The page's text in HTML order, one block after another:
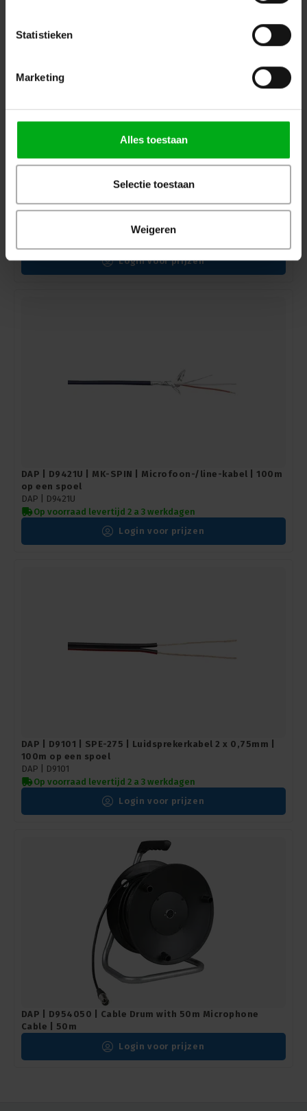
Statistieken
Marketing
Alles toestaan
Selectie toestaan
Weigeren
DAP | D9471 | Digi-Quad | DMX Quad 4-polige digitale
Login voor prijzen
DAP | D9421U | MK-SPIN | Microfoon-/line-kabel | 100m
op een spoel
DAP |
D9421U
Op voorraad levertijd 2 a 3 werkdagen
Login voor prijzen
DAP | D9101 | SPE-275 | Luidsprekerkabel 2 x 0,75mm |
100m op een spoel
DAP |
D9101
Op voorraad levertijd 2 a 3 werkdagen
Login voor prijzen
DAP | D954050 | Cable Drum with 50m Microphone
Cable | 50m
Login voor prijzen